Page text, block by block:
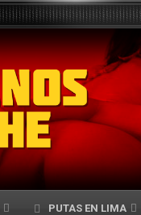
PUTAS EN LIMA